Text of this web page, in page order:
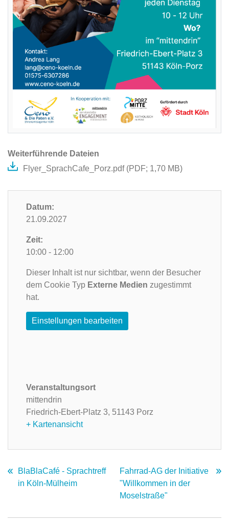
Weiterführende Dateien
Flyer_SprachCafe_Porz.pdf (PDF; 1,70 MB)
Datum:
21.09.2027
Zeit:
10:00 - 12:00
Dieser Inhalt ist nur sichtbar, wenn der Besucher
dem Cookie Typ Externe Medien zugestimmt
hat.
Einstellungen bearbeiten
Veranstaltungsort
mittendrin
Friedrich-Ebert-Platz 3, 51143 Porz
+ Kartenansicht
BlaBlaCafé - Sprachtreff
in Köln-Mülheim
Fahrrad-AG der Initiative
"Willkommen in der
Moselstraße"